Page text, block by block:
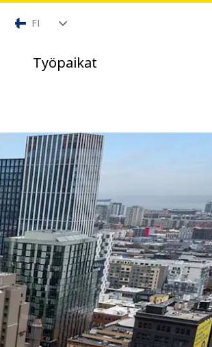
FI
Työpaikat